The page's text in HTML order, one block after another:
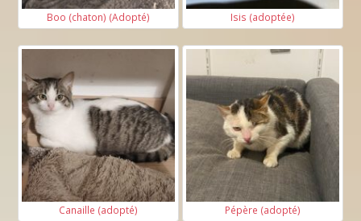
Boo (chaton) (Adopté) Isis (adoptée)
Canaille (adopté) Pépère (adopté)